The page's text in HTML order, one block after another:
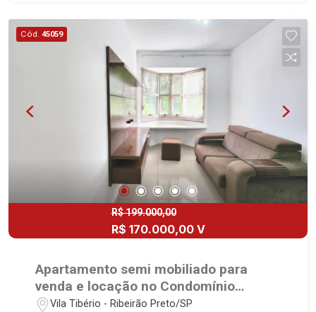
Lançamentos! Avenida João Fiúsa, 1051 - Alto da
Boa Vista | Ribeirão Preto.
Cód. 45059
R$ 199.000,00
R$ 170.000,00 V
Apartamento semi mobiliado para
venda e locação no Condomínio
Residencial Paineiras, próximo a
Vila Tibério - Ribeirão Preto/SP